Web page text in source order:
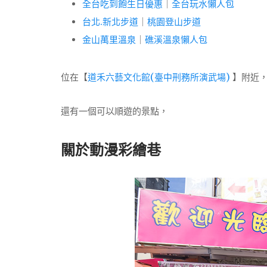
全台吃到飽生日優惠
全台玩水懶人包
台北.新北步道
桃園登山步道
金山萬里溫泉
礁溪溫泉懶人包
位在【道禾六藝文化館(臺中刑務所演武場) 】附近
還有一個可以順遊的景點，
關於動漫彩繪巷